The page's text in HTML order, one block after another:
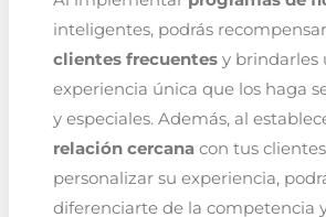
inteligentes, podrás
clientes frecuentesy brindarles
experiencia única que los haga
y especiales. Además, al
relación cercanacon tus
personalizar su experiencia,
diferenciarte de la competencia